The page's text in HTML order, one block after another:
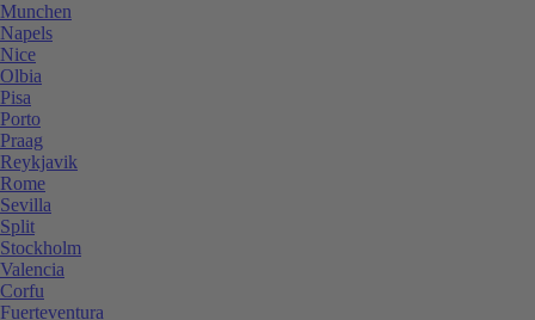
Munchen
Napels
Nice
Olbia
Pisa
Porto
Praag
Reykjavik
Rome
Sevilla
Split
Stockholm
Valencia
Corfu
Fuerteventura